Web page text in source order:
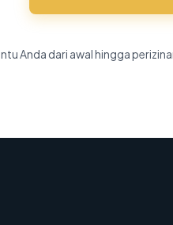
Anda dari awal hingga